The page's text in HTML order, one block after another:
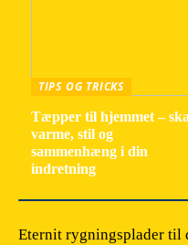
TIPS OG TRICKS
Tæpper til hjemmet –
varme, stil og
sammenhæng i din
indretning
Eternit rygningsplader til